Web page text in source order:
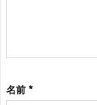
名前 *